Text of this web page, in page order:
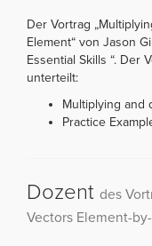
Der Vortrag
Element“ von Jason
Essential Skills “. Der
unterteilt:
Multiplying and
Practice
Dozent des
Vectors Element-